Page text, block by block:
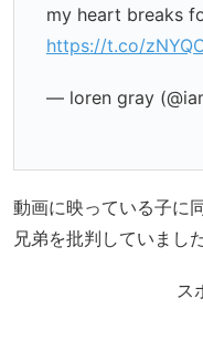
my heart breaks
https://t.co/
— loren gray
動画に映っている子に
兄弟を批判していました
ス